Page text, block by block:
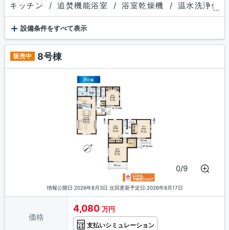
キッチン / 追焚機能浴室 / 浴室乾燥機 / 温水洗浄便
座 / トイレ２ヶ所 / 浴室１坪以上 / 床下収納 / 食品
庫 / 収納豊富 / TVモニタ付インターホン / ディンプルキ
ー
...
+ 設備条件をすべて表示
販売中 8号棟
0/9
情報公開日:2026年8月3日 次回更新予定日:2026年8月17日
価格
4,080 万円
支払いシミュレーション